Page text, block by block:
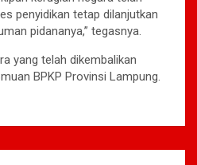
penyidikan tetap dilanjutkan
pidananya,” tegasnya.
yang telah dikembalikan
BPKP Provinsi Lampung.